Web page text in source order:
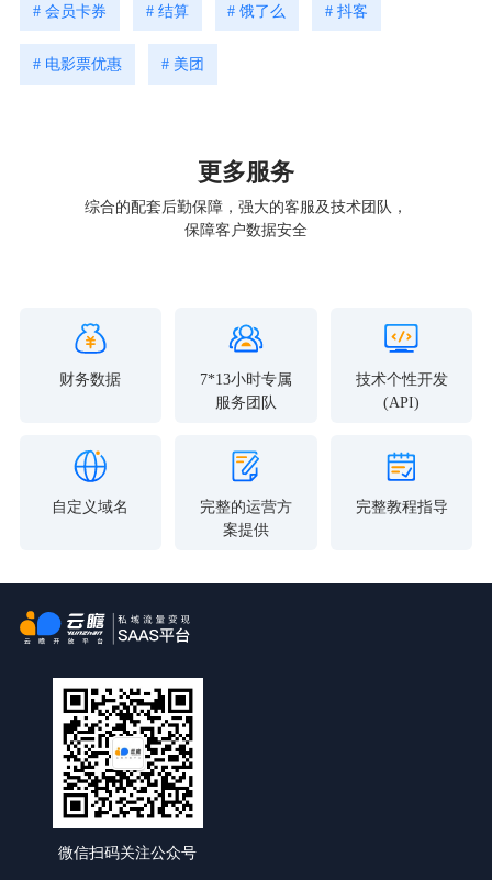
# 会员卡券 # 结算 # 饿了么 # 抖客
# 电影票优惠 # 美团
更多服务
综合的配套后勤保障，强大的客服及技术团队，
保障客户数据安全
财务数据
7*13小时专属
服务团队
技术个性开发
(API)
自定义域名
完整的运营方
案提供
完整教程指导
微信扫码关注公众号